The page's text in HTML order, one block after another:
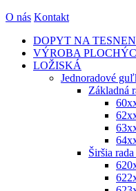
O nás Kontakt
DOPYT NA
VÝROBA
LOŽISKÁ
Jednoradové
Základná
Širšia